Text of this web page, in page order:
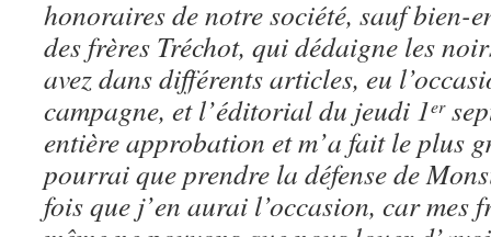
honoraires de notre société, sauf bien-
des frères Tréchot, qui dédaigne les
avez dans différents articles, eu
campagne, et l’éditorial du jeudi 1er
entière approbation et m’a fait le plus
pourrai que prendre la défense de
fois que j’en aurai l’occasion, car mes